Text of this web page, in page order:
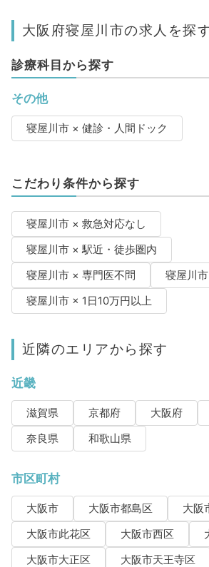
大阪府寝屋川市の求人を探
診療科目から探す
その他
寝屋川市 × 健診・人間ドック
こだわり条件から探す
寝屋川市 × 救急対応なし
寝屋川市 × 駅近・徒歩圏内
寝屋川市 × 専門医不問
寝屋川
寝屋川市 × 1日10万円以上
近隣のエリアから探す
近畿
滋賀県 京都府 大阪府
奈良県
和歌山県
市区町村
大阪市 大阪市都島区
大阪
大阪市此花区
大阪市西区
大阪市大正区
大阪市天王寺区